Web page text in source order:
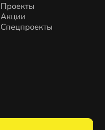
Проекты
Акции
Спецпроекты